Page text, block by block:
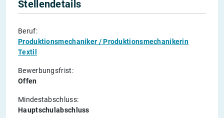
Stellendetails
Beruf:
Produktionsmechaniker / Produktionsmechanikerin
Textil
Bewerbungsfrist:
Offen
Mindestabschluss:
Hauptschulabschluss